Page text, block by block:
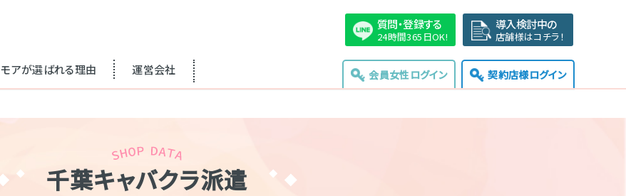
質問・登録する
24時間365日OK!
導入検討中の
店舗様はコチラ！
モアが選ばれる理由 運営会社 会員女性ログイン 契約店様ログイン
千葉キャバクラ派遣